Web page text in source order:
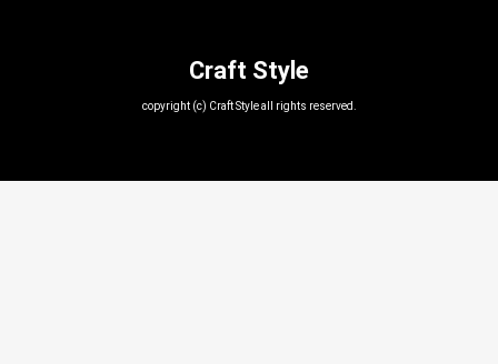
Craft Style
copyright (c) Craft Style all rights reserved.